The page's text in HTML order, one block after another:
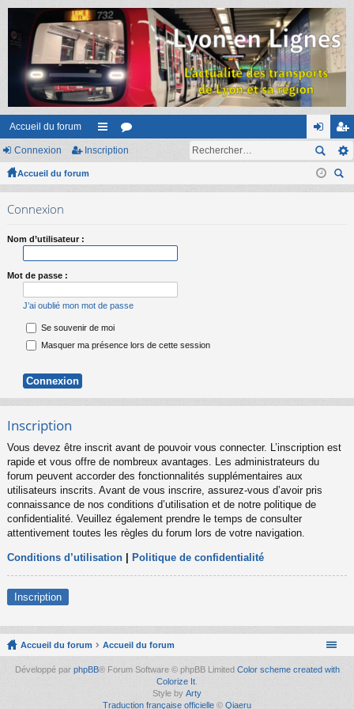
Accueil du forum
ac
s
or on
ne
ns
cri
Connexion Inscription
Accueil du forum
ec
Connexion
Nom d’utilisateur :
Mot de passe :
J’ai oublié mon mot de passe
Se souvenir de moi
Masquer ma présence lors de cette session
Inscription
Vous devez être inscrit avant de pouvoir vous connecter. L’inscription est
rapide et vous offre de nombreux avantages. Les administrateurs du
forum peuvent accorder des fonctionnalités supplémentaires aux
utilisateurs inscrits. Avant de vous inscrire, assurez-vous d’avoir pris
connaissance de nos conditions d’utilisation et de notre politique de
confidentialité. Veuillez également prendre le temps de consulter
attentivement toutes les règles du forum lors de votre navigation.
Conditions d’utilisation Politique de confidentialité
Inscription
Accueil du forum Accueil du forum
Développé par phpBB® Forum Software © phpBB Limited Color scheme created with
Colorize It.
Style by Arty
Traduction française officielle © Qiaeru